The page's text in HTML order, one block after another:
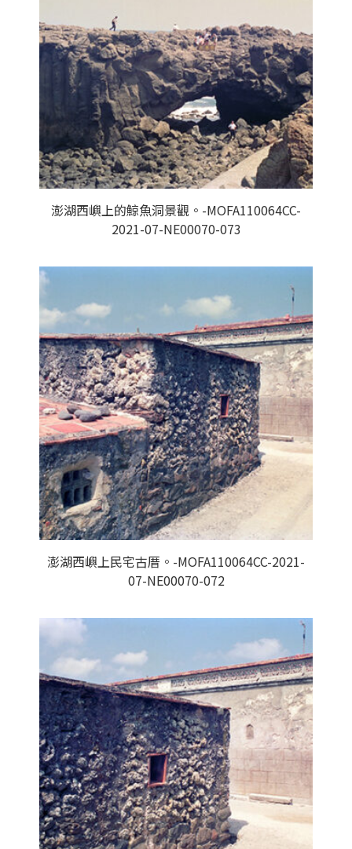
澎湖西嶼上的鯨魚洞景觀。-MOFA110064CC-
2021-07-NE00070-073
澎湖西嶼上民宅古厝。-MOFA110064CC-2021-
07-NE00070-072